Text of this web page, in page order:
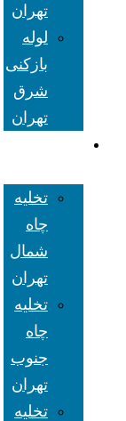
تهران
لوله
بازکنی
شرق
تهران
تخلیه
چاه
شمال
تهران
تخلیه
چاه
جنوب
تهران
تخلیه